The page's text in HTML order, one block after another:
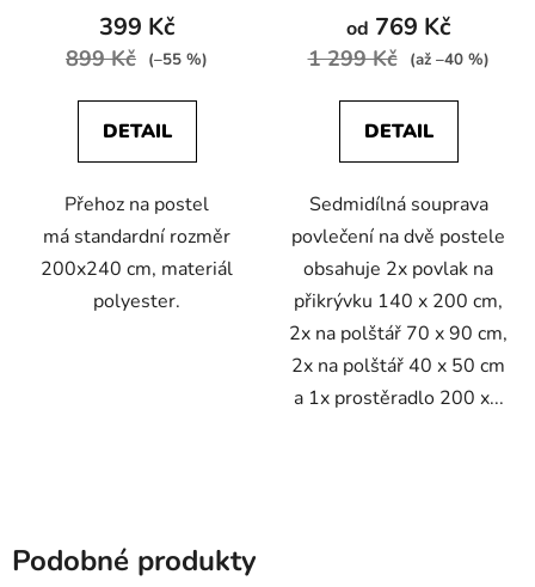
399 Kč
899 Kč (–55 %)
DETAIL
Přehoz na postel
má standardní rozměr
200x240 cm, materiál
polyester.
od 769 Kč
1 299 Kč (až –40 %)
DETAIL
Sedmidílná souprava
povlečení na dvě postele
obsahuje 2x povlak na
přikrývku 140 x 200 cm,
2x na polštář 70 x 90 cm,
2x na polštář 40 x 50 cm
a 1x prostěradlo 200 x...
Podobné produkty